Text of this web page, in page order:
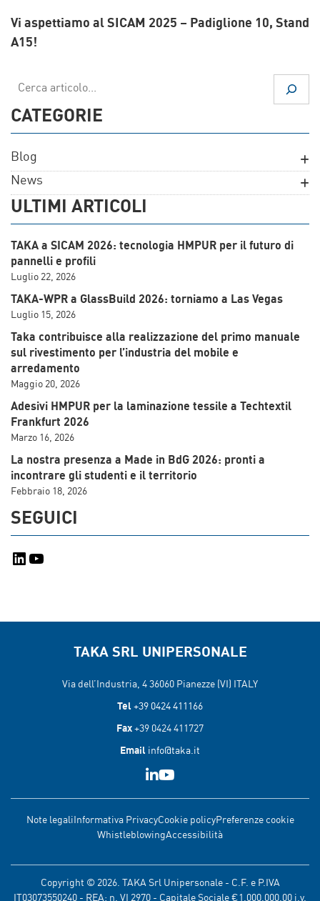
Vi aspettiamo al SICAM 2025 – Padiglione 10, Stand
A15!
Cerca
CATEGORIE
Blog
News
ULTIMI ARTICOLI
TAKA a SICAM 2026: tecnologia HMPUR per il futuro di
pannelli e profili
Luglio 22, 2026
TAKA-WPR a GlassBuild 2026: torniamo a Las Vegas
Luglio 15, 2026
Taka contribuisce alla realizzazione del primo manuale
sul rivestimento per l’industria del mobile e
arredamento
Maggio 20, 2026
Adesivi HMPUR per la laminazione tessile a Techtextil
Frankfurt 2026
Marzo 16, 2026
La nostra presenza a Made in BdG 2026: pronti a
incontrare gli studenti e il territorio
Febbraio 18, 2026
SEGUICI
LinkedIn
YouTube
TAKA SRL UNIPERSONALE
Via dell’Industria, 4 36060 Pianezze (VI) ITALY
Tel +39 0424 411166
Fax +39 0424 411727
Email info@taka.it
Note legali Informativa PrivacyCookie policyPreferenze cookie
WhistleblowingAccessibilità
Copyright © 2026. TAKA Srl Unipersonale - C.F. e P.IVA
IT03073550240 - REA: n. VI 2970 - Capitale Sociale €1.000.000,00 i.v.